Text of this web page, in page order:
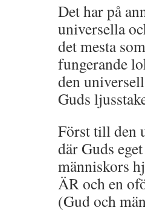
Det har på
universella
det mesta
fungerande
den
Guds
Först till den
där Guds
människors
ÄR och en
(Gud och